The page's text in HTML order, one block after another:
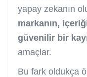
yapay zekanın
markanın,
güvenilir bir
amaçlar.
Bu fark oldukça